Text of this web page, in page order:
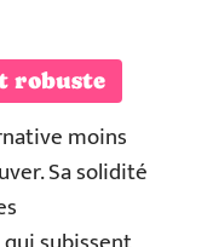
robuste
moins
Sa solidité